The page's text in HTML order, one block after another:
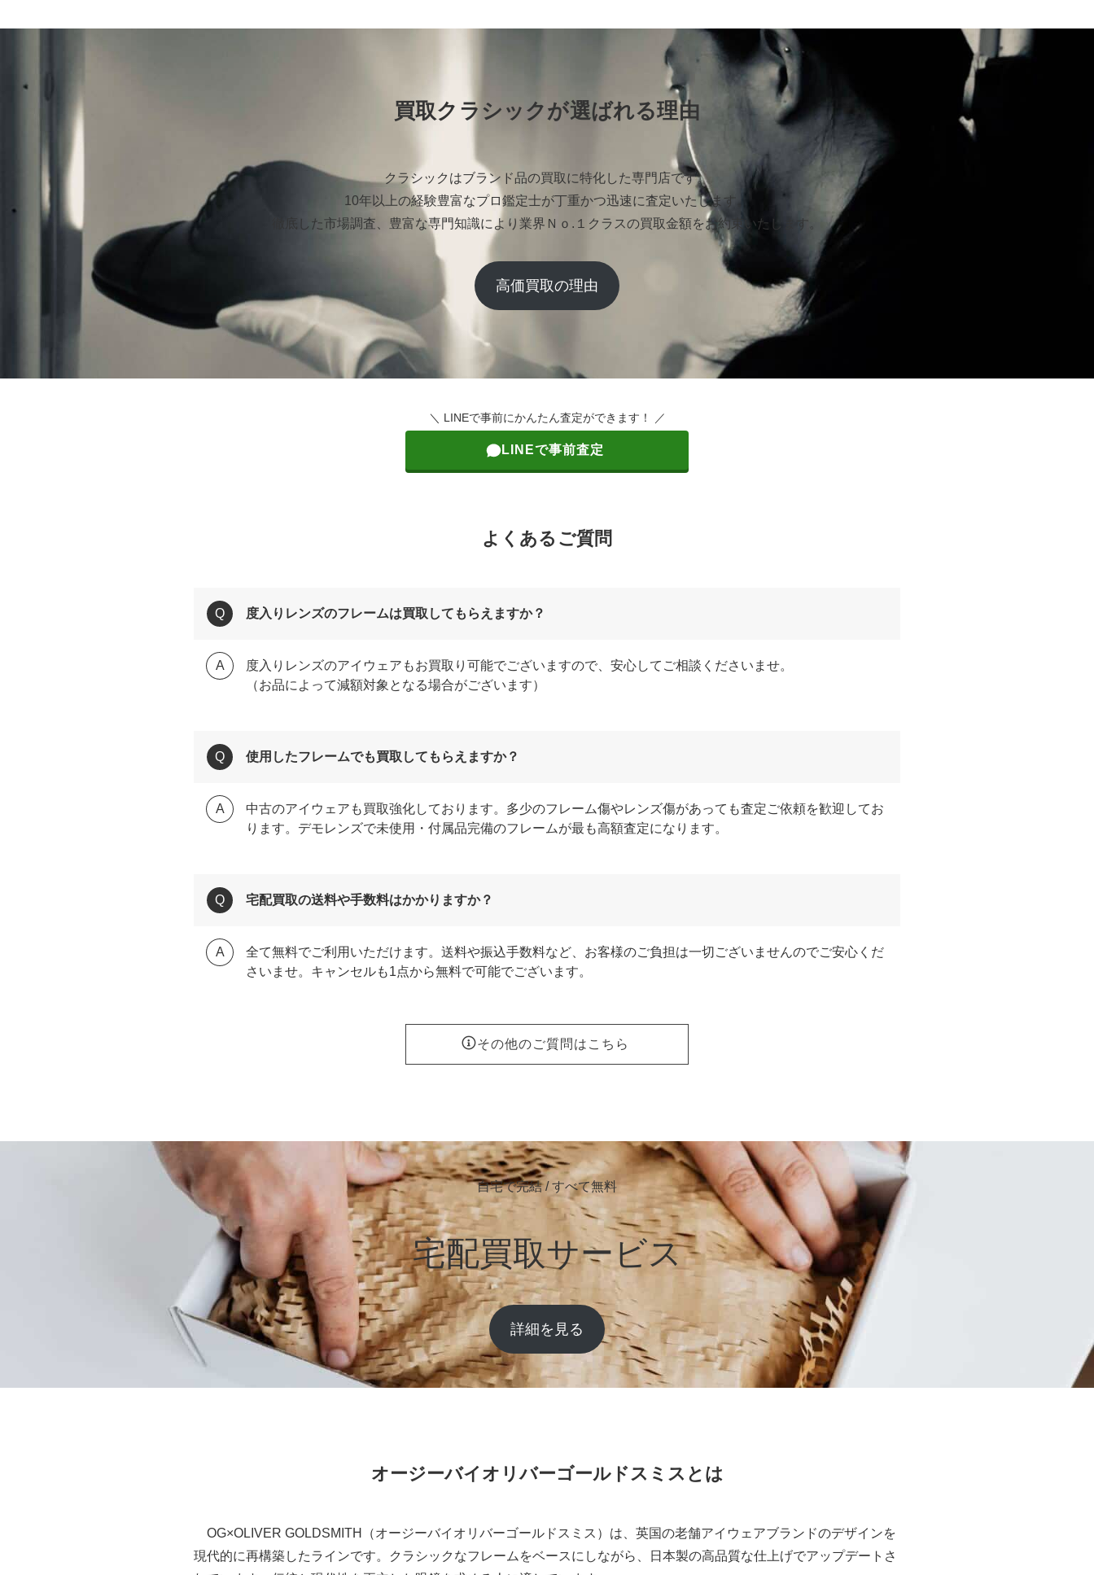
買取クラシックが選ばれる理由
クラシックはブランド品の買取に特化した専門店です。
10年以上の経験豊富なプロ鑑定士が丁重かつ迅速に査定いたします。
徹底した市場調査、豊富な専門知識により業界Ｎｏ.１クラスの買取金額をお約束いたします。
高価買取の理由
＼ LINEで事前にかんたん査定ができます！ ／
LINEで事前査定
よくあるご質問
度入りレンズのフレームは買取してもらえますか？
度入りレンズのアイウェアもお買取り可能でございますので、安心してご相談くださいませ。
（お品によって減額対象となる場合がございます）
使用したフレームでも買取してもらえますか？
中古のアイウェアも買取強化しております。多少のフレーム傷やレンズ傷があっても査定ご依頼を歓迎してお
ります。デモレンズで未使用・付属品完備のフレームが最も高額査定になります。
宅配買取の送料や手数料はかかりますか？
全て無料でご利用いただけます。送料や振込手数料など、お客様のご負担は一切ございませんのでご安心くだ
さいませ。キャンセルも1点から無料で可能でございます。
その他のご質問はこちら
自宅で完結 / すべて無料
宅配買取サービス
詳細を見る
オージーバイオリバーゴールドスミスとは
OG×OLIVER GOLDSMITH（オージーバイオリバーゴールドスミス）は、英国の老舗アイウェアブランドのデザインを
現代的に再構築したラインです。クラシックなフレームをベースにしながら、日本製の高品質な仕上げでアップデートさ